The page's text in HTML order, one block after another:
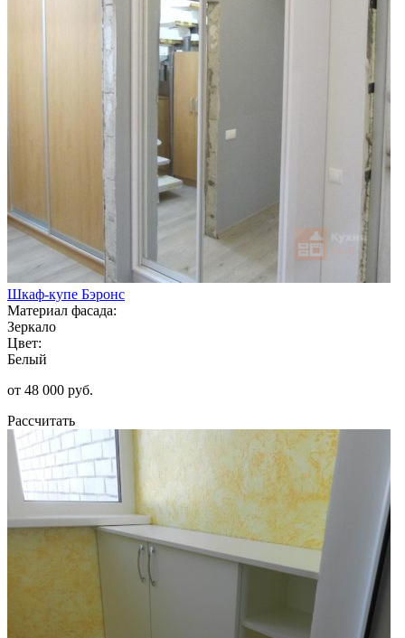
Шкаф-купе Бэронс
Материал фасада:
Зеркало
Цвет:
Белый
от 48 000 руб.
Рассчитать